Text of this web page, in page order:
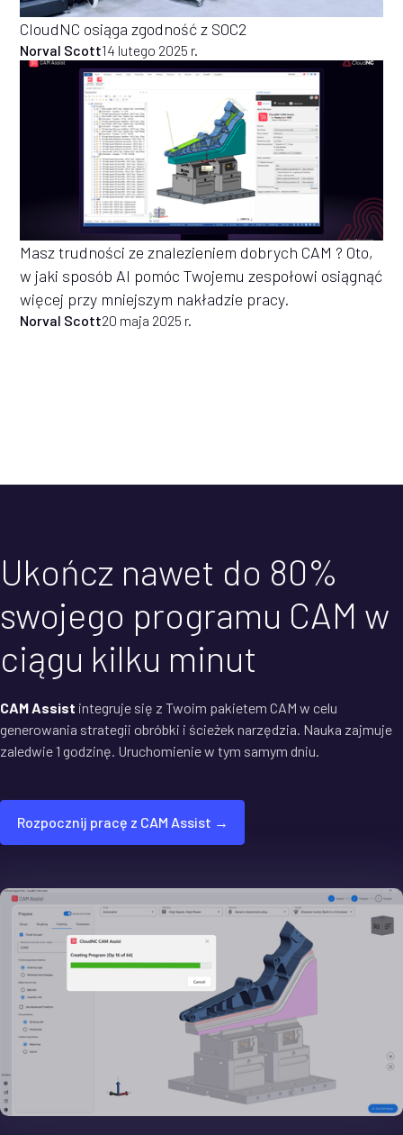
CloudNC osiąga zgodność z SOC2
Norval Scott14 lutego 2025 r.
Masz trudności ze znalezieniem dobrych CAM ? Oto,
w jaki sposób AI pomóc Twojemu zespołowi osiągnąć
więcej przy mniejszym nakładzie pracy.
Norval Scott20 maja 2025 r.
Ukończ nawet do 80%
swojego programu CAM w
ciągu kilku minut
CAM Assist integruje się z Twoim pakietem CAM w celu
generowania strategii obróbki i ścieżek narzędzia. Nauka zajmuje
zaledwie 1 godzinę. Uruchomienie w tym samym dniu.
Rozpocznij pracę z CAM Assist →